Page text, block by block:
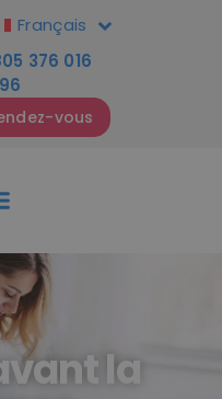
376 016
vous
Français
la